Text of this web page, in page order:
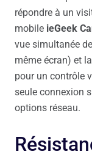
répondre à un
mobile ieGeek
vue simultanée
même écran) et
pour un contrôle
seule connexion
options réseau.